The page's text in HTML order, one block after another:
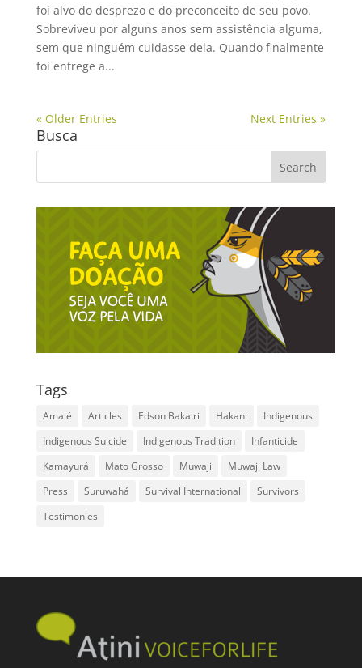
foi alvo do desprezo e do preconceito de seu povo.
Sobreviveu por alguns anos sem assistência alguma,
sem que ninguém cuidasse dela. Quando finalmente
foi entrege a...
« Older Entries Next Entries »
Busca
Tags
Amalé Articles Edson Bakairi Hakani
Indigenous
Indigenous Suicide
Indigenous Tradition
Infanticide
Kamayurá
Mato Grosso Muwaji
Muwaji Law
Press
Suruwahá Survival International
Survivors
Testimonies